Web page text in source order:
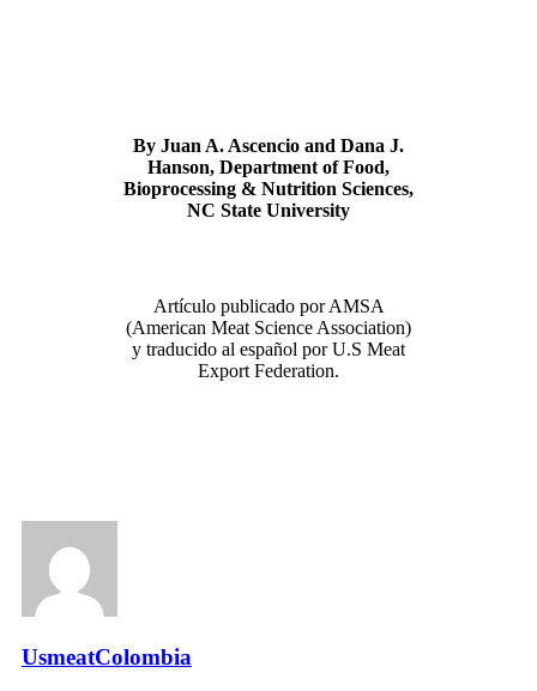
By Juan A. Ascencio and Dana J.
Hanson, Department of Food,
Bioprocessing & Nutrition Sciences,
NC State University
Artículo publicado por AMSA
(American Meat Science Association)
y traducido al español por U.S Meat
Export Federation.
UsmeatColombia